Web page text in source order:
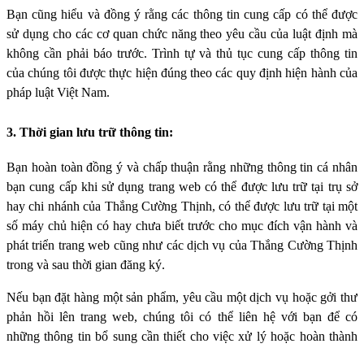
Bạn cũng hiểu và đồng ý rằng các thông tin cung cấp có thể được
sử dụng cho các cơ quan chức năng theo yêu cầu của luật định mà
không cần phải báo trước. Trình tự và thủ tục cung cấp thông tin
của chúng tôi được thực hiện đúng theo các quy định hiện hành của
pháp luật Việt Nam.
3. Thời gian lưu trữ thông tin:
Bạn hoàn toàn đồng ý và chấp thuận rằng những thông tin cá nhân
bạn cung cấp khi sử dụng trang web có thể được lưu trữ tại trụ sở
hay chi nhánh của Thắng Cường Thịnh, có thể được lưu trữ tại một
số máy chủ hiện có hay chưa biết trước cho mục đích vận hành và
phát triển trang web cũng như các dịch vụ của Thắng Cường Thịnh
trong và sau thời gian đăng ký.
Nếu bạn đặt hàng một sản phẩm, yêu cầu một dịch vụ hoặc gởi thư
phản hồi lên trang web, chúng tôi có thể liên hệ với bạn để có
những thông tin bổ sung cần thiết cho việc xử lý hoặc hoàn thành